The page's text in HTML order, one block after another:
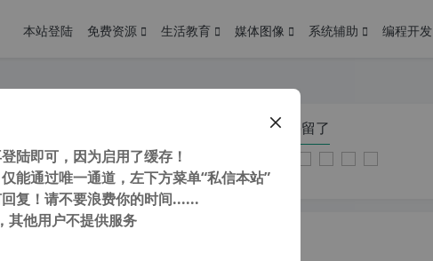
本站登陆 免费资源 生活教育 媒体图像 系统辅助 编程开发
本共存 免VIP 免广告 免登陆 不升级
注意： 由于网站空间位于国
您在本页停留了
陆即可，因为启用了缓存！
能通过唯一通道，左下方菜单“私信本站”
复！请不要浪费你的时间......
其他用户不提供服务